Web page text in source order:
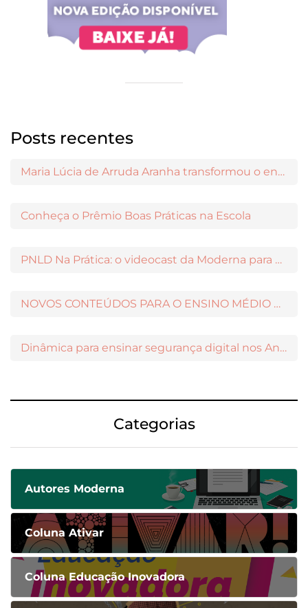
Posts recentes
Maria Lúcia de Arruda Aranha transformou o ensino de Filosofia no Brasil
Conheça o Prêmio Boas Práticas na Escola
PNLD Na Prática: o videocast da Moderna para apoiar a escolha das obras aprovadas
NOVOS CONTEÚDOS PARA O ENSINO MÉDIO DISPONÍVEIS NO MODERNAMIGOS
Dinâmica para ensinar segurança digital nos Anos Iniciais
Categorias
Autores Moderna
Coluna Ativar
Coluna Educação Inovadora